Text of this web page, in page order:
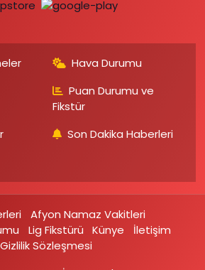
Hava Durumu
Puan Durumu ve
Fikstür
Son Dakika Haberleri
Afyon Namaz Vakitleri
Lig Fikstürü Künye
İletişim
Gizlilik Sözleşmesi